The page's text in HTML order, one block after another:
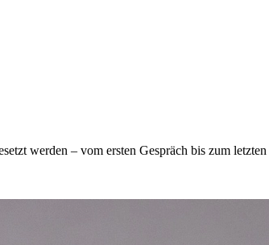
werden – vom ersten Gespräch bis zum